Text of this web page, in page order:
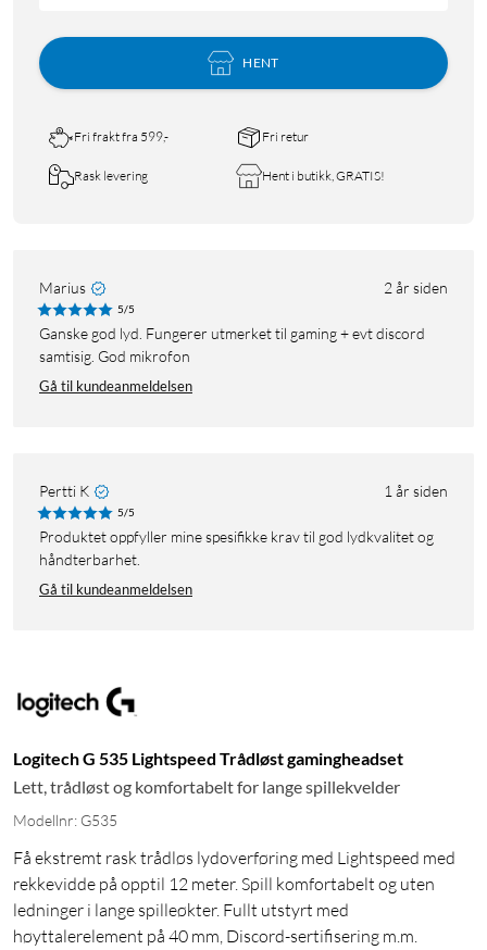
HENT
Fri frakt fra 599,- Fri retur
Rask levering Hent i butikk, GRATIS!
Marius 2 år siden
5/5
Ganske god lyd. Fungerer utmerket til gaming + evt discord
samtisig. God mikrofon
Gå til kundeanmeldelsen
Pertti K 1 år siden
5/5
Produktet oppfyller mine spesifikke krav til god lydkvalitet og
håndterbarhet.
Gå til kundeanmeldelsen
Logitech G 535 Lightspeed Trådløst gamingheadset
Lett, trådløst og komfortabelt for lange spillekvelder
Modellnr: G535
Få ekstremt rask trådløs lydoverføring med Lightspeed med
rekkevidde på opptil 12 meter. Spill komfortabelt og uten
ledninger i lange spilleøkter. Fullt utstyrt med
høyttalerelement på 40 mm, Discord-sertifisering m.m.